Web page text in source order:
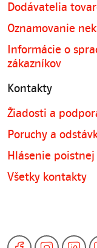
Dodávatelia
Oznamovanie
Informácie o
zákazníkov
Kontakty
Žiadosti a
Poruchy a
Hlásenie
Všetky kontakty